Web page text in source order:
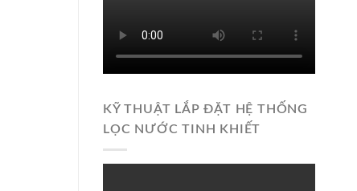
KỸ THUẬT LẮP ĐẶT HỆ THỐNG
LỌC NƯỚC TINH KHIẾT